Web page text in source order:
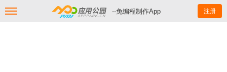
--免编程制作App 注册